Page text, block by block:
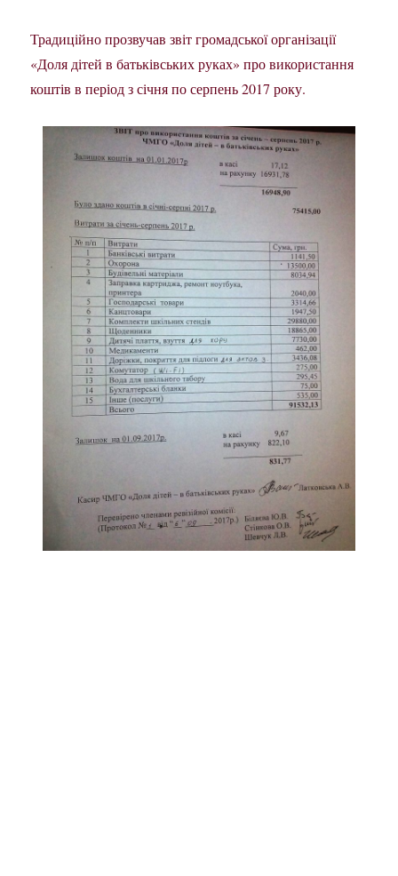
Традиційно прозвучав звіт громадської організації
«Доля дітей в батьківських руках» про використання
коштів в період з січня по серпень 2017 року.